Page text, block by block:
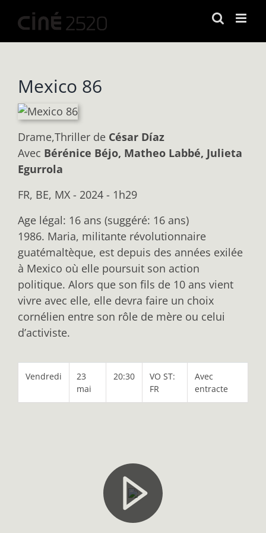
contenu
Mexico 86
Drame,Thriller de César Díaz
Avec Bérénice Béjo, Matheo Labbé, Julieta
Egurrola
FR, BE, MX - 2024 - 1h29
Age légal: 16 ans (suggéré: 16 ans)
1986. Maria, militante révolutionnaire
guatémaltèque, est depuis des années exilée
à Mexico où elle poursuit son action
politique. Alors que son fils de 10 ans vient
vivre avec elle, elle devra faire un choix
cornélien entre son rôle de mère ou celui
d’activiste.
Vendredi
23
mai
20:30
VO ST:
FR
Avec
entracte